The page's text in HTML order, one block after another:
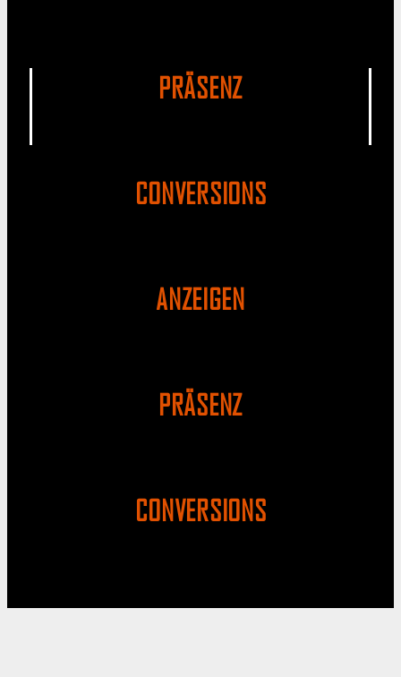
PRÄSENZ
CONVERSIONS
ANZEIGEN
PRÄSENZ
CONVERSIONS